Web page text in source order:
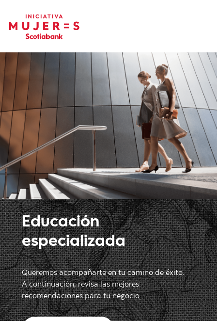
Educación
especializada
Queremos acompañarte en tu camino de éxito.
A continuación, revisa las mejores
recomendaciones para tu negocio.